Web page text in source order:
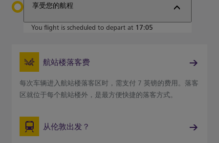
享受您的航程
You flight is scheduled to depart at 17:05
航站楼落客费
每次车辆进入航站楼落客区时，需支付 7 英镑的费用。落客
区就位于每个航站楼外，是最方便快捷的落客方式。
从伦敦出发？